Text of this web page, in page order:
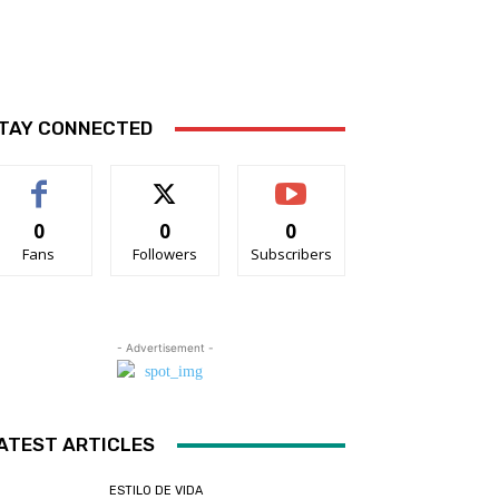
CONNECTED
0
Fans
0
Followers
0
Subscribers
- Advertisement -
ARTICLES
ESTILO DE VIDA